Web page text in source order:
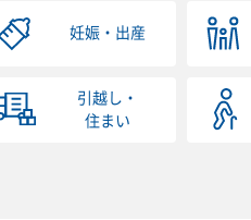
妊娠・出産
引越し・
住まい